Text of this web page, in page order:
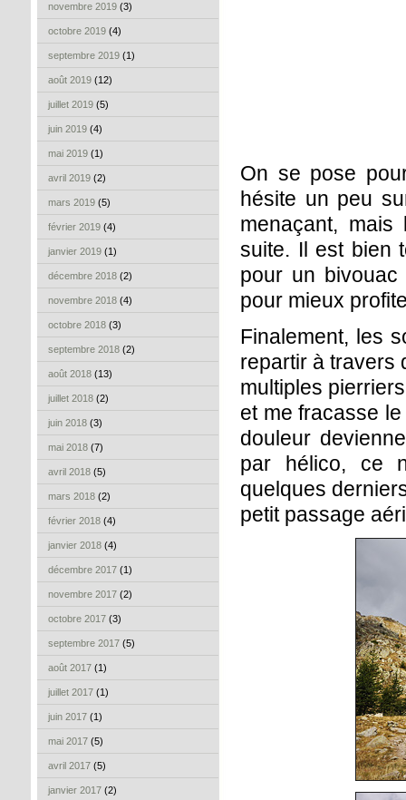
novembre 2019 (3)
octobre 2019 (4)
septembre 2019 (1)
août 2019 (12)
juillet 2019 (5)
juin 2019 (4)
mai 2019 (1)
avril 2019 (2)
mars 2019 (5)
février 2019 (4)
janvier 2019 (1)
décembre 2018 (2)
novembre 2018 (4)
octobre 2018 (3)
septembre 2018 (2)
août 2018 (13)
juillet 2018 (2)
juin 2018 (3)
mai 2018 (7)
avril 2018 (5)
mars 2018 (2)
février 2018 (4)
janvier 2018 (4)
décembre 2017 (1)
novembre 2017 (2)
octobre 2017 (3)
septembre 2017 (5)
août 2017 (1)
juillet 2017 (1)
juin 2017 (1)
mai 2017 (5)
avril 2017 (5)
janvier 2017 (2)
On se pose
hésite un peu
menaçant,
suite. Il est bien
pour un bivouac
pour mieux
Finalement, les
repartir à travers
multiples
et me fracasse
douleur
par hélico, ce
quelques
petit passage